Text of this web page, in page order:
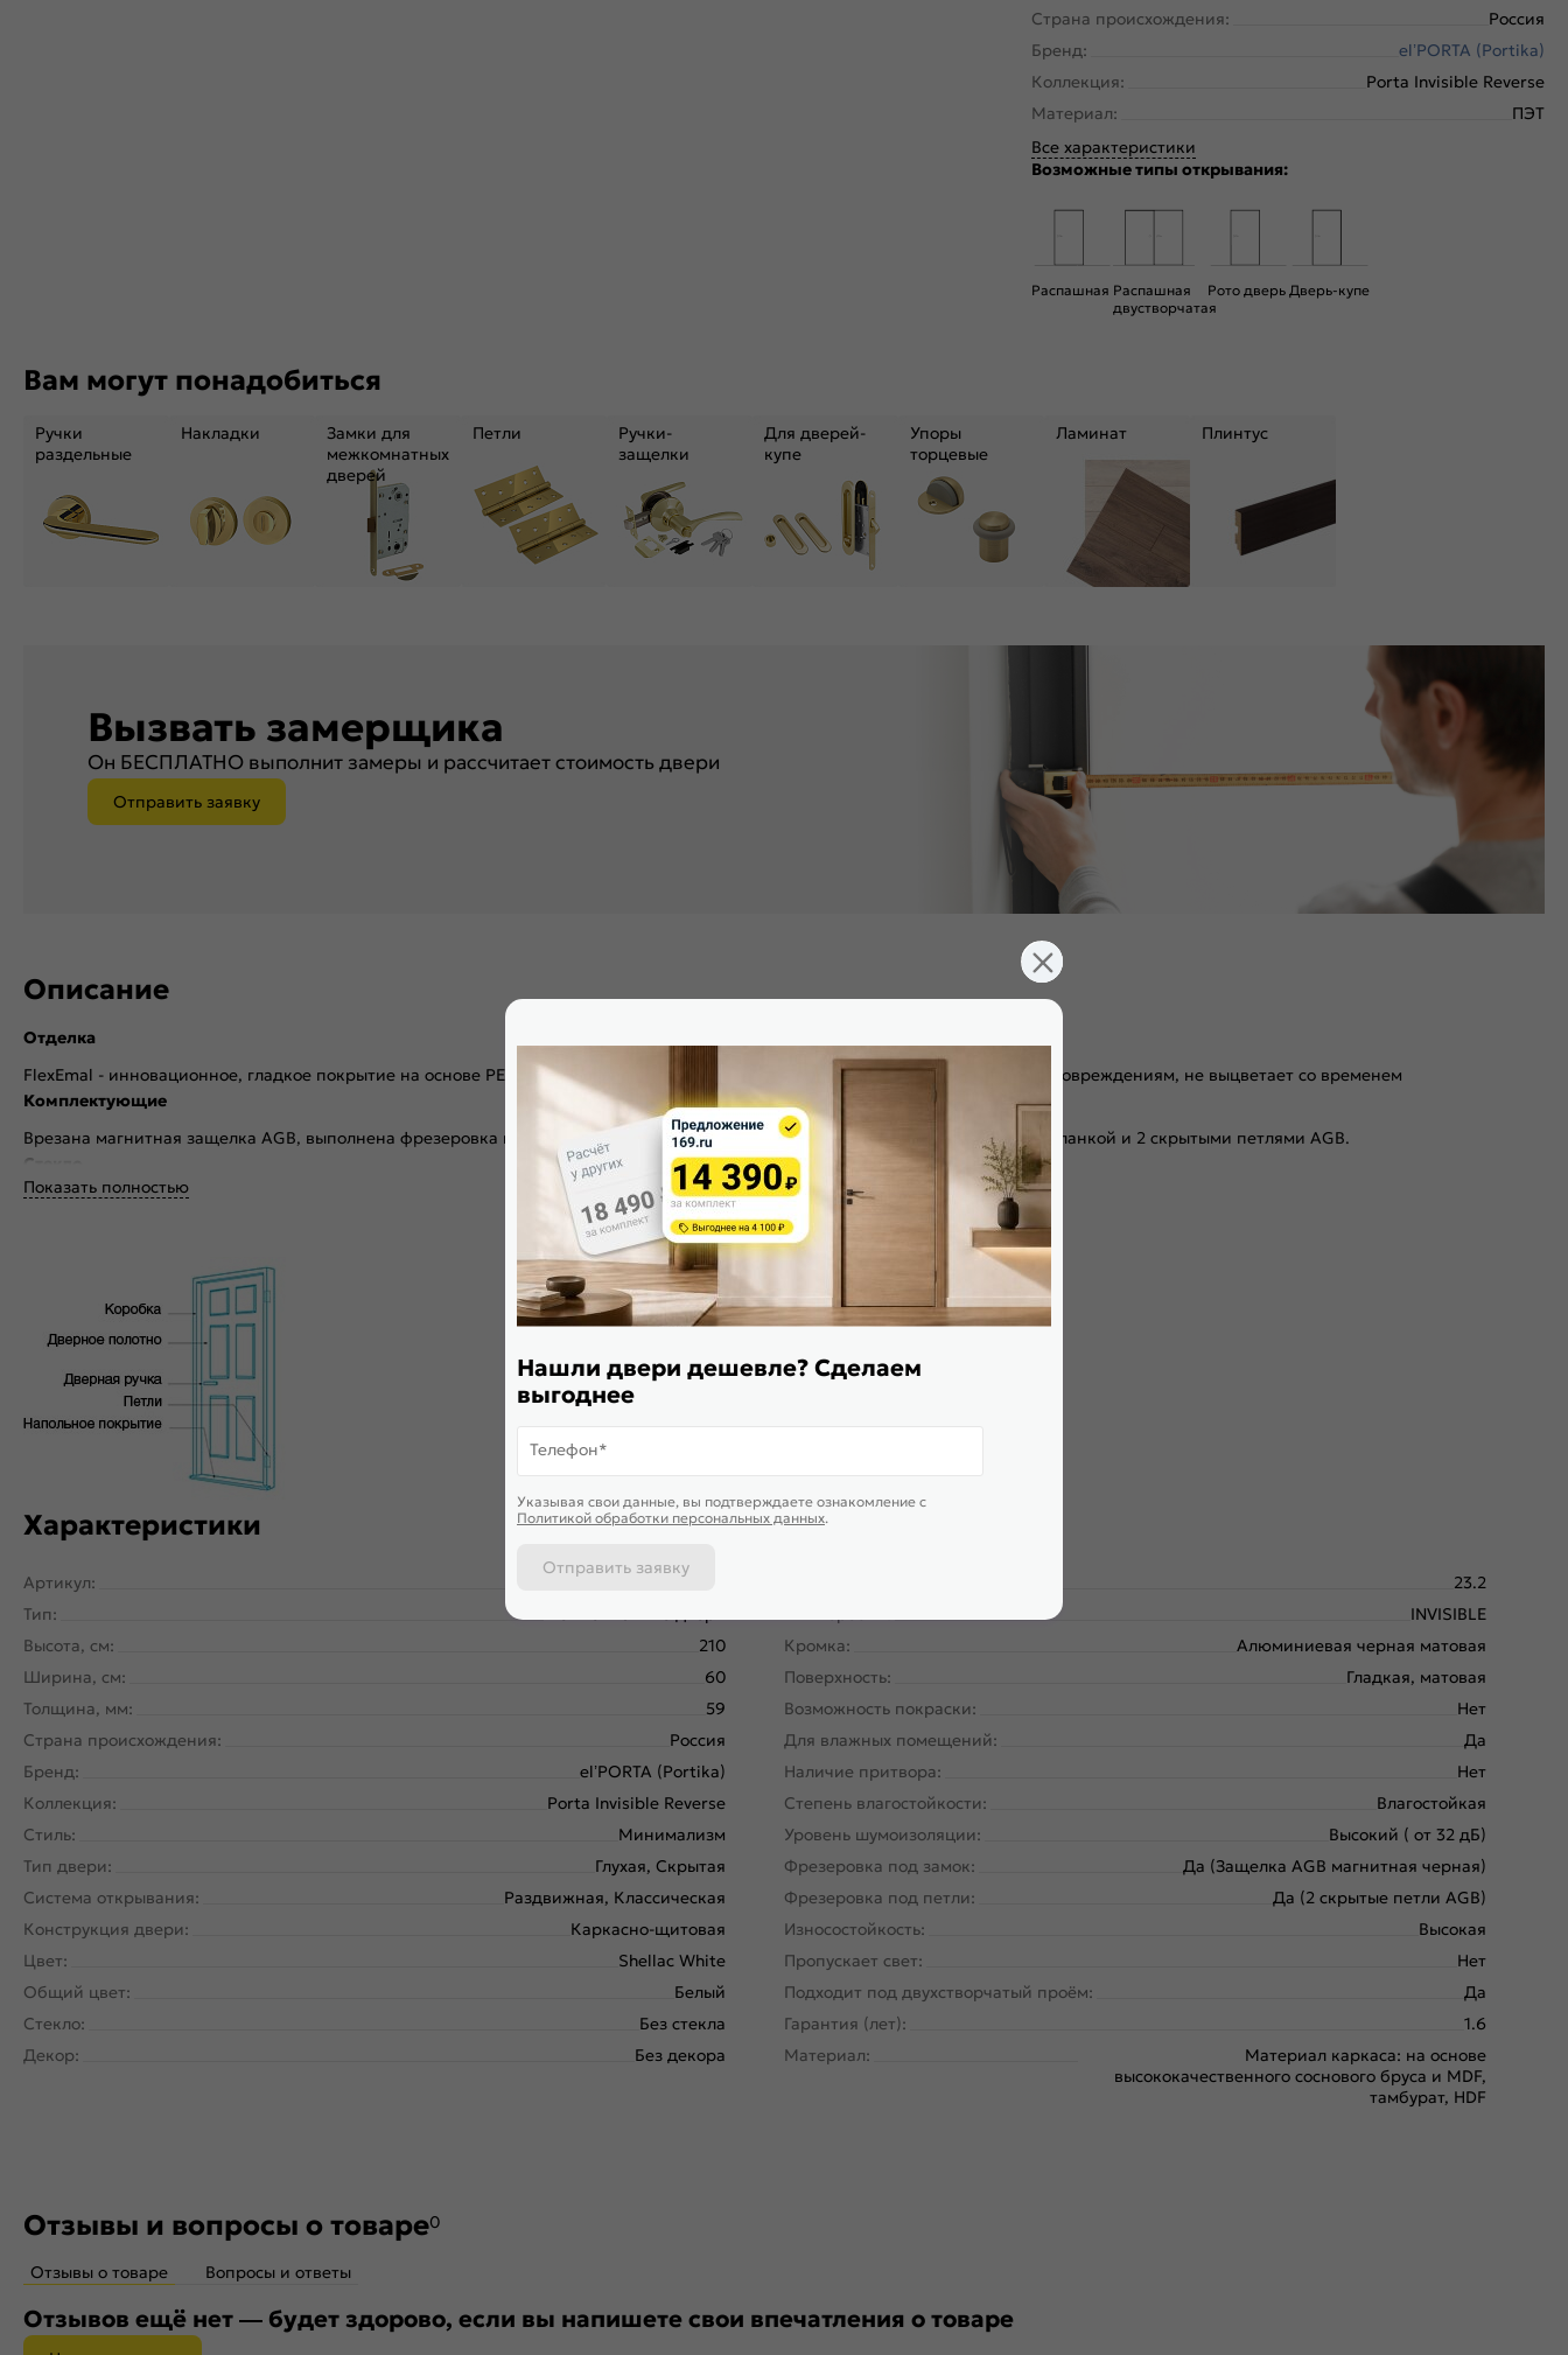
Страна происхождения:
Россия
Бренд:
el’PORTA (Portika)
Коллекция:
Porta Invisible Reverse
Материал:
ПЭТ
Все характеристики
Возможные типы открывания:
Распашная Распашная
двустворчатая
Рото дверь Дверь-купе
Вам могут понадобиться
Ручки
раздельные
Накладки
Замки для
межкомнатных
дверей
Петли
Ручки-
защелки
Для дверей-
купе
Упоры
торцевые
Ламинат Плинтус
Вызвать замерщика
Он БЕСПЛАТНО выполнит замеры и рассчитает стоимость двери
Отправить заявку
Описание
Отделка
FlexEmal - инновационное, гладкое покрытие на основе PET (Южная Корея), превосходящее эмаль. Экологично, устойчиво к повреждениям, не выцветает со временем
Комплектующие
Врезана магнитная защелка AGB, выполнена фрезеровка под 2 скрытые петли. Дверная коробка укомплектована ответной планкой и 2 скрытыми петлями AGB.
Стекло
Без стекла
Дверь скрытого монтажа с внутреннем открыванием. Щитовая дверь высокой прочности, которую обеспечивает жесткий тамбурат с малым размером ячейки и плита HDF. Используем
PUR-клея необратимой полимеризации. По периметру двери установлена алюминиевая кромка в цвете Черный
Показать полностью
Характеристики
Артикул:
58160-10945
Тип:
Высота, см:
210
Ширина, см:
60
Толщина, мм:
59
Страна происхождения:
Россия
Бренд:
el’PORTA (Portika)
Коллекция:
Porta Invisible Reverse
Стиль:
Минимализм
Тип двери:
Глухая, Скрытая
Система открывания:
Раздвижная, Классическая
Конструкция двери:
Каркасно-щитовая
Цвет:
Shellac White
Общий цвет:
Белый
Стекло:
Без стекла
Декор:
Без декора
23.2
INVISIBLE
Кромка:
Алюминиевая черная матовая
Поверхность:
Гладкая, матовая
Возможность покраски:
Нет
Для влажных помещений:
Да
Наличие притвора:
Нет
Степень влагостойкости:
Влагостойкая
Уровень шумоизоляции:
Высокий ( от 32 дБ)
Фрезеровка под замок:
Да (Защелка AGB магнитная черная)
Фрезеровка под петли:
Да (2 скрытые петли AGB)
Износостойкость:
Высокая
Пропускает свет:
Нет
Подходит под двухстворчатый проём:
Да
Гарантия (лет):
1.6
Материал:
Материал каркаса: на основе
высококачественного соснового бруса и MDF,
тамбурат, HDF
Отзывы и вопросы о товаре0
Отзывы о товаре Вопросы и ответы
Отзывов ещё нет — будет здорово, если вы напишете свои впечатления о товаре
Нашли двери дешевле? Сделаем
выгоднее
Телефон*
Указывая свои данные, вы подтверждаете ознакомление c
Политикой обработки персональных данных.
Отправить заявку